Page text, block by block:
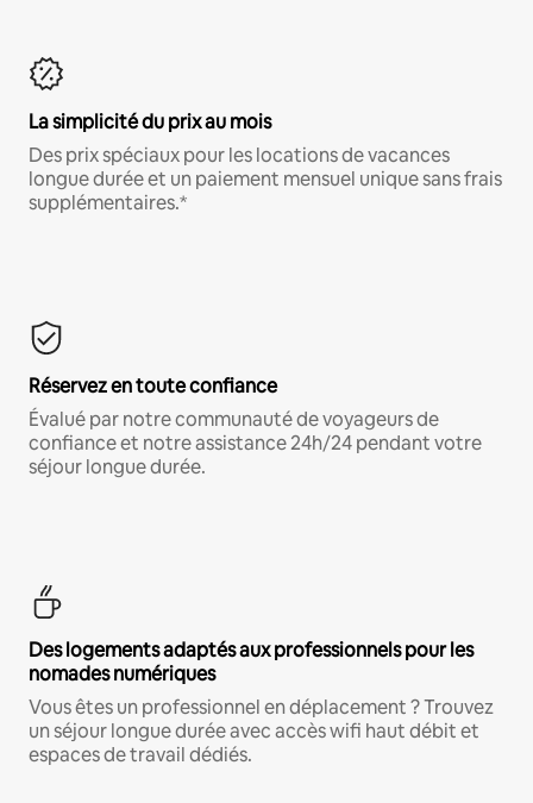
La simplicité du prix au mois
Des prix spéciaux pour les locations de vacances
longue durée et un paiement mensuel unique sans frais
supplémentaires.*
Réservez en toute confiance
Évalué par notre communauté de voyageurs de
confiance et notre assistance 24h/24 pendant votre
séjour longue durée.
Des logements adaptés aux professionnels pour les
nomades numériques
Vous êtes un professionnel en déplacement ? Trouvez
un séjour longue durée avec accès wifi haut débit et
espaces de travail dédiés.